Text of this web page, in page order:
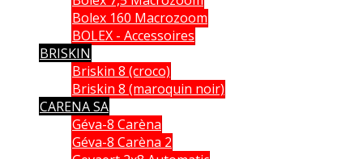
Bolex 160 Macrozoom
BOLEX - Accessoires
BRISKIN
Briskin 8 (croco)
Briskin 8 (maroquin noir)
CARENA SA
Géva-8 Carèna
Géva-8 Carèna 2